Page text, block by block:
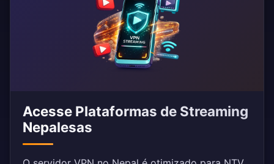
Acesse Plataformas de Streaming
Nepalesas